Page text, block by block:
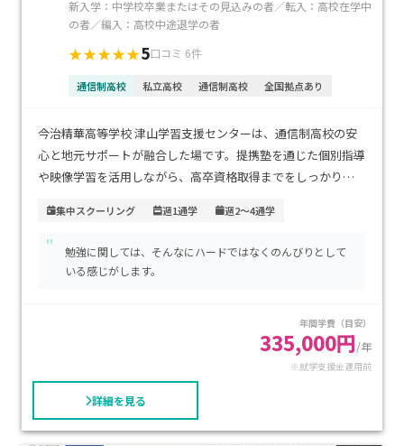
新入学：中学校卒業またはその見込みの者／転入：高校在学中
の者／編入：高校中途退学の者
★★★★★5口コミ 6件
通信制高校 私立高校 通信制高校 全国拠点あり
今治精華高等学校 津山学習支援センターは、通信制高校の安
心と地元サポートが融合した場です。提携塾を通じた個別指導
や映像学習を活用しながら、高卒資格取得までをしっかり支
担も軽減されます。学費は年間おおよそ32万〜33万円ほど
で、就学支援制度を活用すればさらに経済的に。レポート中心
の学習を基本としつつ、進学希望者や学び直しを望む方にも適
集中スクーリング 週1通学 週2～4通学
"
勉強に関しては、そんなにハードではなくのんびりとして
いる感じがします。
年間学費（目安）
335,000円/年
※就学支援金適用前
詳細を見る